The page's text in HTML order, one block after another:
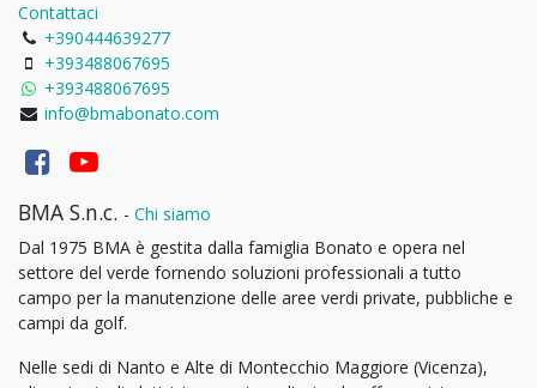
Contattaci
+390444639277
+393488067695
+393488067695
info@bmabonato.com
BMA S.n.c. - Chi siamo
Dal 1975 BMA è gestita dalla famiglia Bonato e opera nel
settore del verde fornendo soluzioni professionali a tutto
campo per la manutenzione delle aree verdi private, pubbliche e
campi da golf.
Nelle sedi di Nanto e Alte di Montecchio Maggiore (Vicenza),